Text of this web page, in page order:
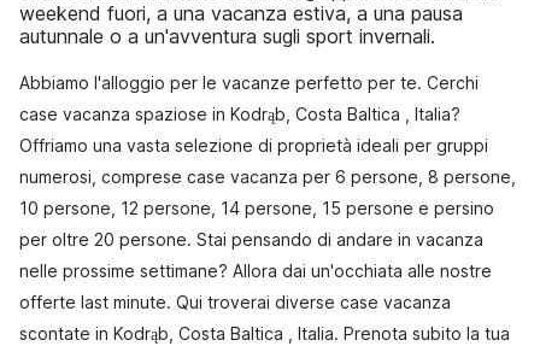
weekend fuori, a una vacanza estiva, a una pausa
autunnale o a un'avventura sugli sport invernali.
Abbiamo l'alloggio per le vacanze perfetto per te. Cerchi
case vacanza spaziose in Kodrąb, Costa Baltica , Italia?
Offriamo una vasta selezione di proprietà ideali per gruppi
numerosi, comprese case vacanza per 6 persone, 8 persone,
10 persone, 12 persone, 14 persone, 15 persone e persino
per oltre 20 persone. Stai pensando di andare in vacanza
nelle prossime settimane? Allora dai un'occhiata alle nostre
offerte last minute. Qui troverai diverse case vacanza
scontate in Kodrąb, Costa Baltica , Italia. Prenota subito la tua